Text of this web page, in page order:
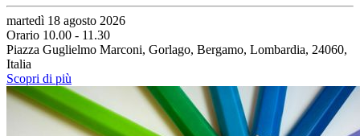
martedì 18 agosto 2026
Orario 10.00 - 11.30
Piazza Guglielmo Marconi, Gorlago, Bergamo, Lombardia, 24060,
Italia
Scopri di più